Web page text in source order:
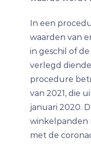
In een
waarden van
in geschil of
verlegd
procedure
van 2021, die
januari 2020.
winkelpanden
met de